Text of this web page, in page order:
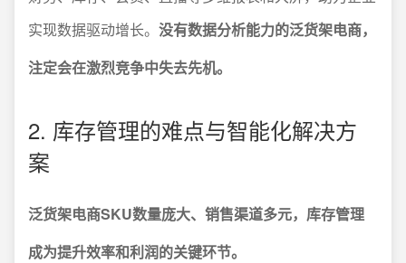
实现数据驱动增长。 没有数据分析能力的泛货架电商，
注定会在激烈竞争中失去先机。
2. 库存管理的难点与智能化解决方
案
泛货架电商SKU数量庞大、销售渠道多元，库存管理
成为提升效率和利润的关键环节。